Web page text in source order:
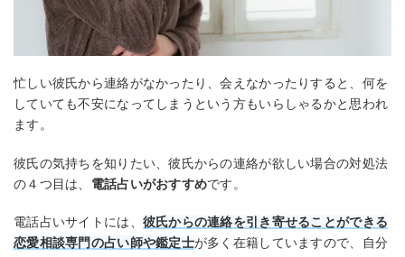
忙しい彼氏から連絡がなかったり、会えなかったりすると、何を
していても不安になってしまうという方もいらしゃるかと思われ
ます。
彼氏の気持ちを知りたい、彼氏からの連絡が欲しい場合の対処法
の４つ目は、 電話占いがおすすめです。
電話占いサイトには、 彼氏からの連絡を引き寄せることができる
恋愛相談専門の占い師や鑑定士が多く在籍していますので、自分